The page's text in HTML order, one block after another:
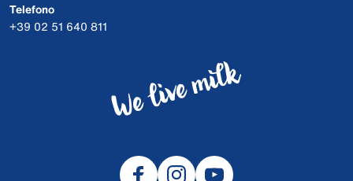
Telefono
+39 02 51 640 811